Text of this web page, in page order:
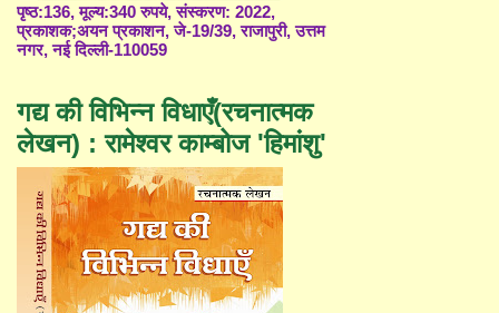
पृष्ठ:136, मूल्य:340 रुपये, संस्करण: 2022,
प्रकाशक;अयन प्रकाशन, जे-19/39, राजापुरी, उत्तम
नगर, नई दिल्ली-110059
गद्य की विभिन्न विधाएँ(रचनात्मक
लेखन) : रामेश्वर काम्बोज 'हिमांशु'